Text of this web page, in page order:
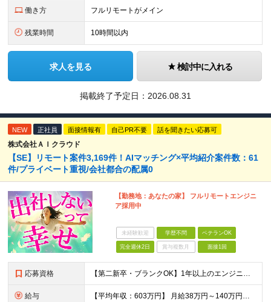
働き方 フルリモートがメイン
残業時間 10時間以内
求人を見る 検討中に入れる
掲載終了予定日： 2026.08.31
NEW 正社員 面接情報有 自己PR不要 話を聞きたい応募可
株式会社ＡＩクラウド
【SE】リモート案件3,169件！AIマッチング×平均紹介案件数：61
件/プライベート重視/会社都合の配属0
【勤務地：あなたの家】 フルリモートエンジニ
ア採用中
未経験歓迎 学歴不問 ベテランOK
完全週休2日 賞与複数月 面接1回
応募資格 【第二新卒・ブランクOK】1年以上のエンジニア経験がある方(開発・インフラ・工程・言語一切不問） 文理・学歴不問 【歓迎条件】 ◆AI・クラウド案件に参画したい方 ◆下流工程から上流工程へステップア
給与 【平均年収：603万円】 月給38万円～140万円＋諸手当（経験者） 【平均年収603万円】 ※案件の契約内容や昇給額などはすべて開示します。 ※経験や能力を考慮し決定します。 ※月給には固定残業